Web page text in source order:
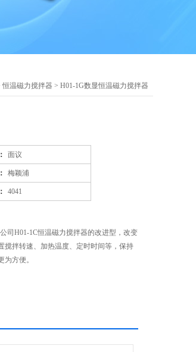
恒温磁力搅拌器 > H01-1G数显恒温磁力搅拌器
面议
梅颖浦
4041
司H01-1C恒温磁力搅拌器的改进型，改变
搅拌转速、加热温度、定时时间等，保持
方便。